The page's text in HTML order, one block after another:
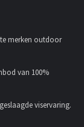
merken outdoor
van 100%
viservaring.